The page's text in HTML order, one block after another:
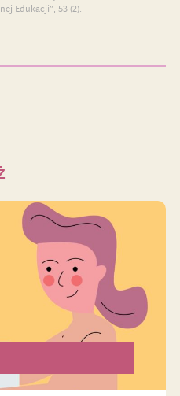
Edukacji”, 53 (2).